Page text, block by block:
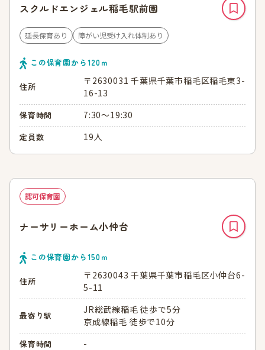
スクルドエンジェル稲毛駅前園
延長保育あり 障がい児受け入れ体制あり
この保育園から120ｍ
住所
〒2630031 千葉県千葉市稲毛区稲毛東3-
16-13
保育時間 7:30～19:30
定員数 19人
認可保育園
ナーサリーホーム小仲台
この保育園から150ｍ
住所
〒2630043 千葉県千葉市稲毛区小仲台6-
5-11
最寄り駅
JR総武線稲毛 徒歩で5分
京成線稲毛 徒歩で10分
保育時間 -